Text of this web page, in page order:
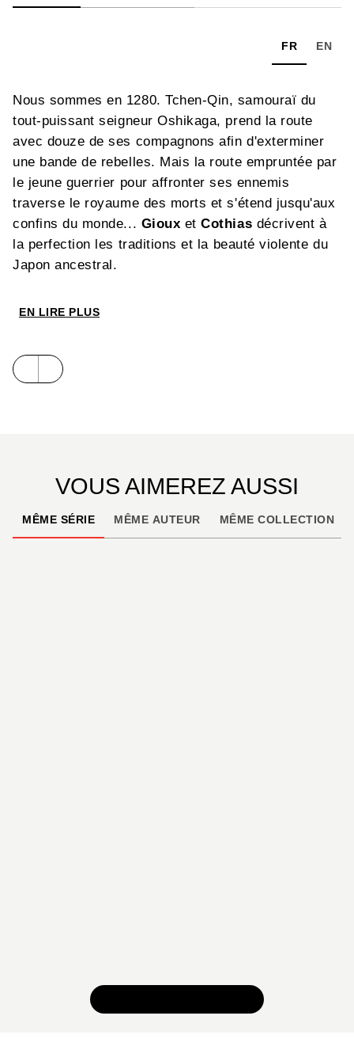
FR EN
Nous sommes en 1280. Tchen-Qin, samouraï du
tout-puissant seigneur Oshikaga, prend la route
avec douze de ses compagnons afin d'exterminer
une bande de rebelles. Mais la route empruntée par
le jeune guerrier pour affronter ses ennemis
traverse le royaume des morts et s'étend jusqu'aux
confins du monde... Gioux etCothias décrivent à
la perfection les traditions et la beauté violente du
Japon ancestral.
EN LIRE PLUS
VOUS AIMEREZ AUSSI
MÊME SÉRIE MÊME AUTEUR MÊME COLLECTION